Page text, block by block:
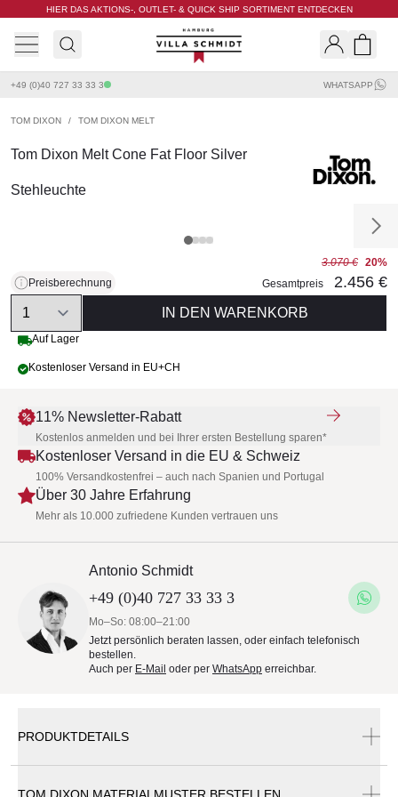
HIER DAS AKTIONS-, OUTLET- & QUICK SHIP SORTIMENT ENTDECKEN
Villa Schmidt
+49 (0)40 727 33 33 3 WHATSAPP
TOM DIXON / TOM DIXON MELT
Tom Dixon Melt Cone Fat Floor Silver
Stehleuchte
Preisberechnung
3.070 € 20%
Gesamtpreis
2.456 €
Quantity
IN DEN WARENKORB
Auf Lager
Kostenloser Versand in EU+CH
11% Newsletter-Rabatt
Kostenlos anmelden und bei Ihrer ersten Bestellung sparen*
Kostenloser Versand in die EU & Schweiz
100% Versandkostenfrei – auch nach Spanien und Portugal
Über 30 Jahre Erfahrung
Mehr als 10.000 zufriedene Kunden vertrauen uns
Antonio Schmidt
+49 (0)40 727 33 33 3
Mo–So: 08:00–21:00
Jetzt persönlich beraten lassen, oder einfach telefonisch
bestellen.
Auch per E-Mail oder per WhatsApp erreichbar.
PRODUKTDETAILS
TOM DIXON MATERIALMUSTER BESTELLEN